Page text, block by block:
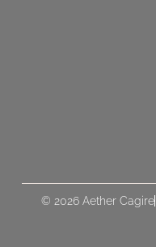
© 2026 Aether Cagire